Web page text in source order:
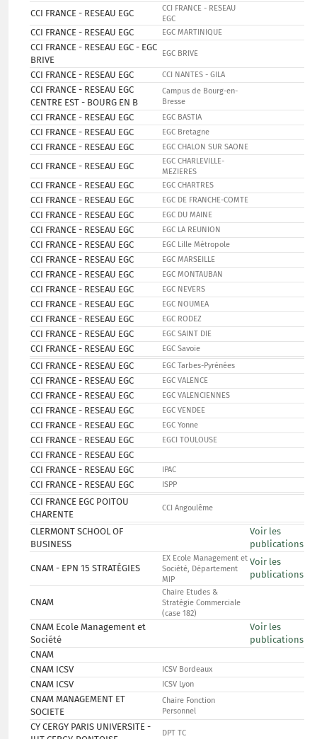
CCI FRANCE - RESEAU EGC
CCI FRANCE - RESEAU
EGC
CCI FRANCE - RESEAU EGC EGC MARTINIQUE
CCI FRANCE - RESEAU EGC - EGC
BRIVE
EGC BRIVE
CCI FRANCE - RESEAU EGC CCI NANTES - GILA
CCI FRANCE - RESEAU EGC
CENTRE EST - BOURG EN B
Campus de Bourg-en-
Bresse
CCI FRANCE - RESEAU EGC EGC BASTIA
CCI FRANCE - RESEAU EGC EGC Bretagne
CCI FRANCE - RESEAU EGC EGC CHALON SUR SAONE
CCI FRANCE - RESEAU EGC
EGC CHARLEVILLE-
MEZIERES
CCI FRANCE - RESEAU EGC EGC CHARTRES
CCI FRANCE - RESEAU EGC EGC DE FRANCHE-COMTE
CCI FRANCE - RESEAU EGC EGC DU MAINE
CCI FRANCE - RESEAU EGC EGC LA REUNION
CCI FRANCE - RESEAU EGC EGC Lille Métropole
CCI FRANCE - RESEAU EGC EGC MARSEILLE
CCI FRANCE - RESEAU EGC EGC MONTAUBAN
CCI FRANCE - RESEAU EGC EGC NEVERS
CCI FRANCE - RESEAU EGC EGC NOUMEA
CCI FRANCE - RESEAU EGC EGC RODEZ
CCI FRANCE - RESEAU EGC EGC SAINT DIE
CCI FRANCE - RESEAU EGC EGC Savoie
CCI FRANCE - RESEAU EGC EGC Tarbes-Pyrénées
CCI FRANCE - RESEAU EGC EGC VALENCE
CCI FRANCE - RESEAU EGC EGC VALENCIENNES
CCI FRANCE - RESEAU EGC EGC VENDEE
CCI FRANCE - RESEAU EGC EGC Yonne
CCI FRANCE - RESEAU EGC EGCI TOULOUSE
CCI FRANCE - RESEAU EGC
CCI FRANCE - RESEAU EGC
IPAC
CCI FRANCE - RESEAU EGC ISPP
CCI FRANCE EGC POITOU
CHARENTE
CCI Angoulême
CLERMONT SCHOOL OF
BUSINESS
Voir les
publications
CNAM - EPN 15 STRATÉGIES
EX Ecole Management et
Société, Département
MIP
Voir les
publications
CNAM
Chaire Etudes &
Stratégie Commerciale
(case 182)
CNAM Ecole Management et
Société
Voir les
publications
CNAM
CNAM ICSV
ICSV Bordeaux
CNAM ICSV ICSV Lyon
CNAM MANAGEMENT ET
SOCIETE
Chaire Fonction
Personnel
CY CERGY PARIS UNIVERSITE -
DPT TC